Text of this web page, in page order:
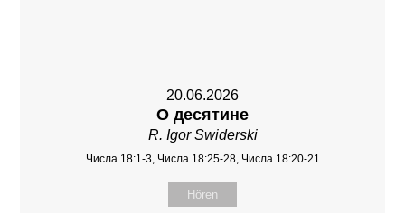
20.06.2026
О десятине
R. Igor Swiderski
Числа 18:1-3, Числа 18:25-28, Числа 18:20-21
Hören